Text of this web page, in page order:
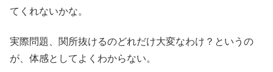
てくれないかな。
実際問題、関所抜けるのどれだけ大変なわけ？というの
が、体感としてよくわからない。